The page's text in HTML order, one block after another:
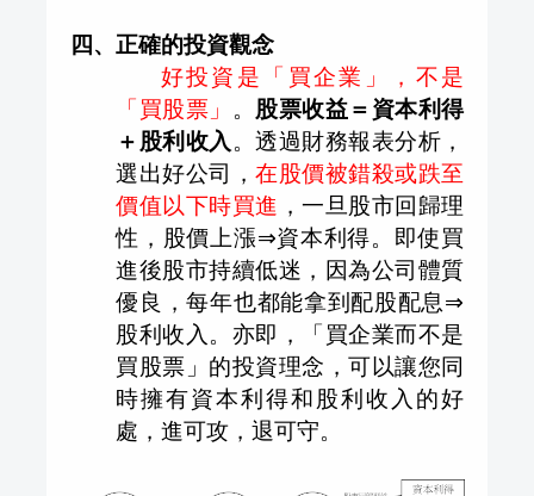
四、正確的投資觀念
好投資是「買企業」，不是
「買股票」 。 股票收益＝資本利得
＋股利收入。透過財務報表分析，
選出好公司，在股價被錯殺或跌至
價值以下時買進 ，一旦股市回歸理
性，股價上漲⇒資本利得。即使買
進後股市持續低迷，因為公司體質
優良，每年也都能拿到配股配息⇒
股利收入。亦即，「買企業而不是
買股票」的投資理念，可以讓您同
時擁有資本利得和股利收入的好
處，進可攻，退可守。